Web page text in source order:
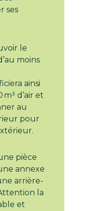
ses
le
moins
ainsi
d’air et
au
pour
pièce
annexe
arrière-
la
et